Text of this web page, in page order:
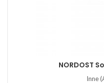
NORDOST
Inne